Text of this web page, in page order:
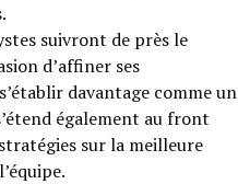
suivront de près le
d’affiner ses
davantage comme un
également au front
sur la meilleure